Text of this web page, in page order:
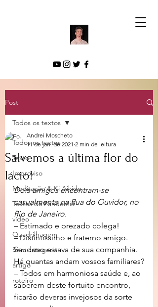
Post
Todos os textos
Texto
Improviso
Meditação & Ki Aikido
Textos da Pandemia
vídeo
Quadrilhagem
Sem categoria
artigo
roteiro
Todos os textos
Salvemos a última flor do
lácio!
Andrei Moscheto
11 de jan. de 2021 2 min de leitura
Dois amigos encontram-se
casualmente na Rua do Ouvidor, no
Rio de Janeiro.
– Estimado e prezado colega!
– Distintíssimo e fraterno amigo.
Saudoso estava de sua companhia.
Há quantas andam vossos familiares?
– Todos em harmoniosa saúde e, ao
saberem deste fortuito encontro,
ficarão deveras invejosos da sorte